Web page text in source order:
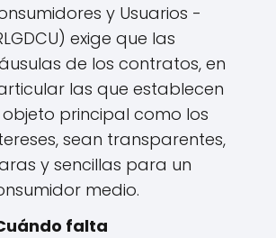
y Usuarios -
exige que las
de los contratos, en
las que establecen
objeto principal como los
sean transparentes,
y sencillas para un
medio.
falta